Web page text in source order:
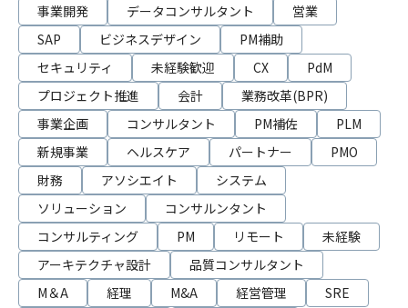
事業開発
データコンサルタント
営業
SAP
ビジネスデザイン
PM補助
セキュリティ
未経験歓迎 CX
PdM
プロジェクト推進
会計
業務改革(BPR)
事業企画
コンサルタント PM補佐
PLM
新規事業
ヘルスケア パートナー
PMO
財務
アソシエイト
システム
ソリューション
コンサルンタント
コンサルティング
PM リモート
未経験
アーキテクチャ設計
品質コンサルタント
M＆A
経理 M&A 経営管理 SRE